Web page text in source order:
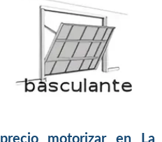
precio motorizar en La